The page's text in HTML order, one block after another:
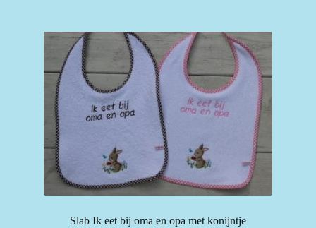
Slab Ik eet bij oma en opa met konijntje